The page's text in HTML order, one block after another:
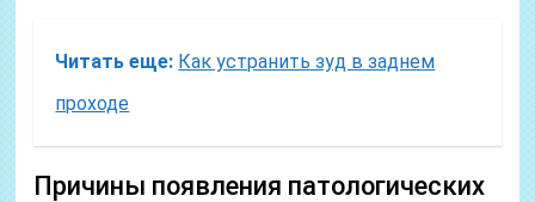
Читать еще: Как устранить зуд в заднем
проходе
Причины появления патологических